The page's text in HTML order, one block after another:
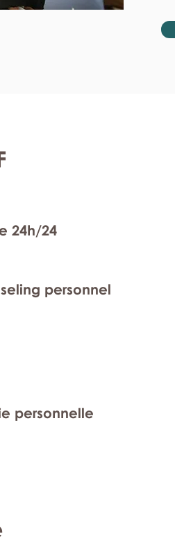
24h/24
personnel
personnelle